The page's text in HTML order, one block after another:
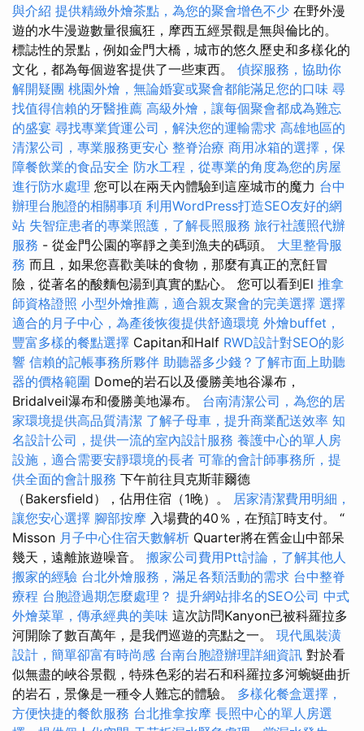
與介紹 提供精緻外燴茶點，為您的聚會增色不少 在野外漫
遊的水牛漫遊數量很瘋狂，摩西五經景觀是無與倫比的。
標誌性的景點，例如金門大橋，城市的悠久歷史和多樣化的
文化，都為每個遊客提供了一些東西。 偵探服務，協助你
解開疑團 桃園外燴，無論婚宴或聚會都能滿足您的口味 尋
找值得信賴的牙醫推薦 高級外燴，讓每個聚會都成為難忘
的盛宴 尋找專業貨運公司，解決您的運輸需求 高雄地區的
清潔公司，專業服務更安心 整脊治療 商用冰箱的選擇，保
障餐飲業的食品安全 防水工程，從專業的角度為您的房屋
進行防水處理 您可以在兩天內體驗到這座城市的魔力 台中
辦理台胞證的相關事項 利用WordPress打造SEO友好的網
站 失智症患者的專業照護，了解長照服務 旅行社護照代辦
服務 - 從金門公園的寧靜之美到漁夫的碼頭。 大里整骨服
務 而且，如果您喜歡美味的食物，那麼有真正的烹飪冒
險，從著名的酸麵包湯到真實的點心。 您可以看到El 推拿
師資格證照 小型外燴推薦，適合親友聚會的完美選擇 選擇
適合的月子中心，為產後恢復提供舒適環境 外燴buffet，
豐富多樣的餐點選擇 Capitan和Half RWD設計對SEO的影
響 信賴的記帳事務所夥伴 助聽器多少錢？了解市面上助聽
器的價格範圍 Dome的岩石以及優勝美地谷瀑布，
Bridalveil瀑布和優勝美地瀑布。 台南清潔公司，為您的居
家環境提供高品質清潔 了解子母車，提升商業配送效率 知
名設計公司，提供一流的室內設計服務 養護中心的單人房
設施，適合需要安靜環境的長者 可靠的會計師事務所，提
供全面的會計服務 下午前往貝克斯菲爾德
（Bakersfield），佔用住宿（1晚）。 居家清潔費用明細，
讓您安心選擇 腳部按摩 入場費的40％，在預訂時支付。 “
Misson 月子中心住宿天數解析 Quarter將在舊金山中部呆
幾天，遠離旅遊噪音。 搬家公司費用Ptt討論，了解其他人
搬家的經驗 台北外燴服務，滿足各類活動的需求 台中整脊
療程 台胞證過期怎麼處理？ 提升網站排名的SEO公司 中式
外燴菜單，傳承經典的美味 這次訪問Kanyon已被科羅拉多
河開除了數百萬年，是我們巡遊的亮點之一。 現代風裝潢
設計，簡單卻富有時尚感 台南台胞證辦理詳細資訊 對於看
似無盡的峽谷景觀，特殊色彩的岩石和科羅拉多河蜿蜒曲折
的岩石，景像是一種令人難忘的體驗。 多樣化餐盒選擇，
方便快捷的餐飲服務 台北推拿按摩 長照中心的單人房選